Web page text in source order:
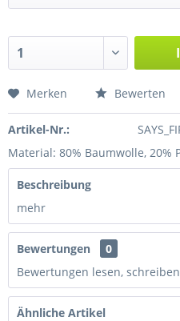
Merken Bewerten
Artikel-Nr.:
Material: 80% Baumwolle, 20%
Beschreibung
mehr
Bewertungen
0
Bewertungen lesen,
Ähnliche Artikel